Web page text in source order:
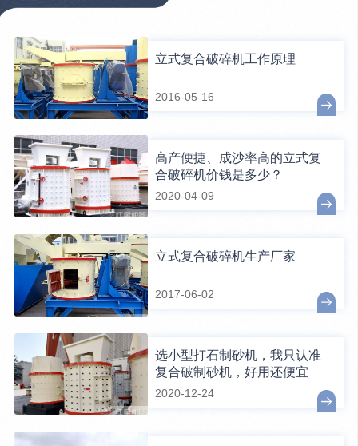
立式复合破碎机工作原理
2016-05-16
高产便捷、成沙率高的立式复
合破碎机价钱是多少？
2020-04-09
立式复合破碎机生产厂家
2017-06-02
选小型打石制砂机，我只认准
复合破制砂机，好用还便宜
2020-12-24